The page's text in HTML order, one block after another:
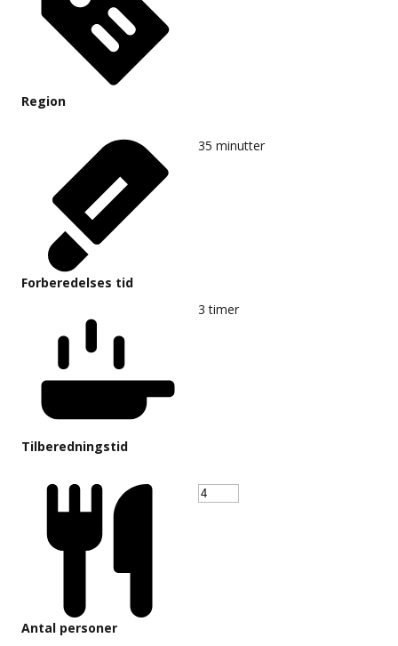
Region
Forberedelses tid
35 minutter
Tilberedningstid
3 timer
Antal personer